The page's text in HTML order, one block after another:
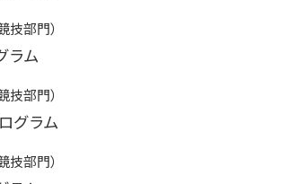
技部門
ラム
技部門
グラム
技部門